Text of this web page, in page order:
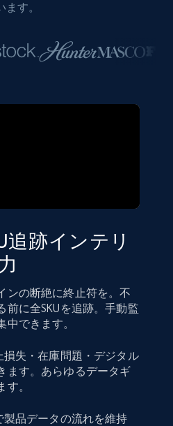
ます。
追跡インテリ
ンの断絶に終止符を。不
前に全SKUを追跡。手動監
できます。
損失・在庫問題・デジタル
ます。あらゆるデータギ
。
製品データの流れを維持